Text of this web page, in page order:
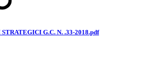
G.C. N. .33-2018.pdf